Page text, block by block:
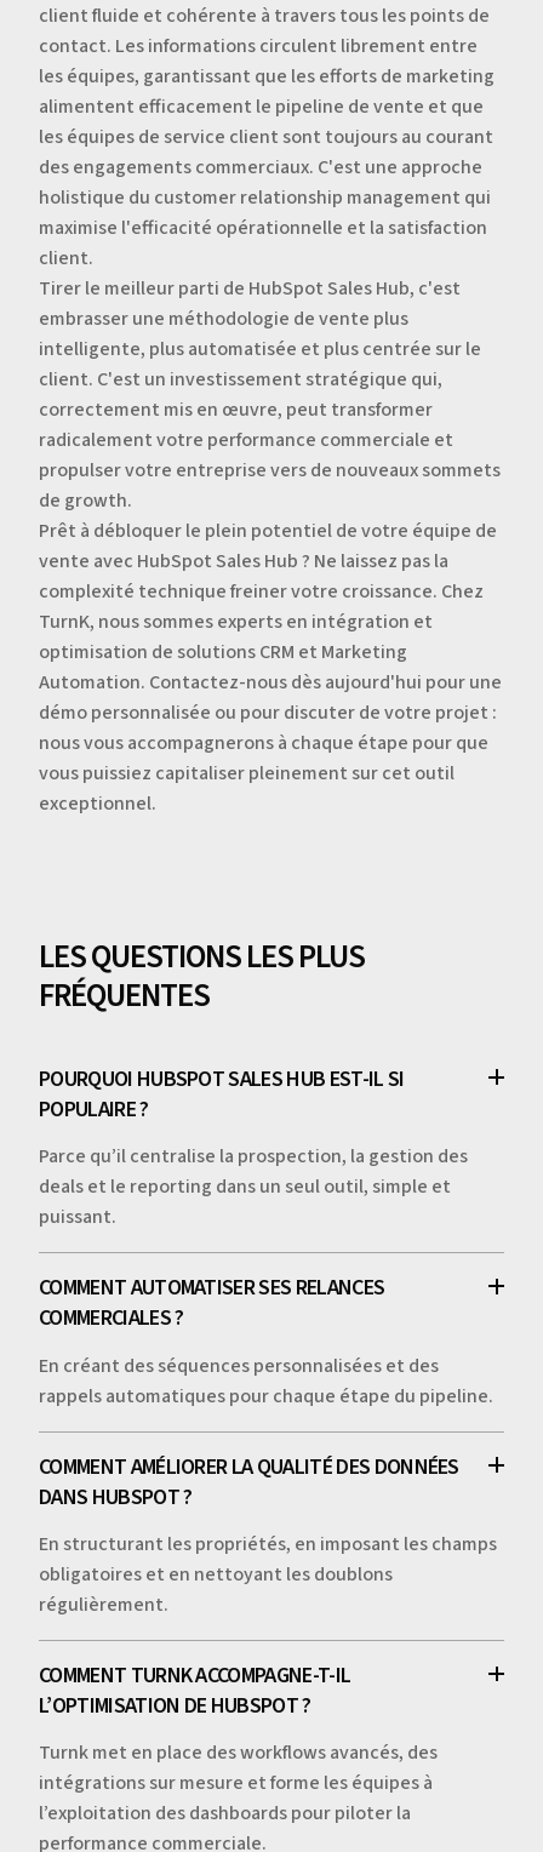
client fluide et cohérente à travers tous les points de
contact. Les informations circulent librement entre
les équipes, garantissant que les efforts de marketing
alimentent efficacement le pipeline de vente et que
les équipes de service client sont toujours au courant
des engagements commerciaux. C'est une approche
holistique du customer relationship management qui
maximise l'efficacité opérationnelle et la satisfaction
client.
Tirer le meilleur parti de HubSpot Sales Hub, c'est
embrasser une méthodologie de vente plus
intelligente, plus automatisée et plus centrée sur le
client. C'est un investissement stratégique qui,
correctement mis en œuvre, peut transformer
radicalement votre performance commerciale et
propulser votre entreprise vers de nouveaux sommets
de growth.
Prêt à débloquer le plein potentiel de votre équipe de
vente avec HubSpot Sales Hub ? Ne laissez pas la
complexité technique freiner votre croissance. Chez
TurnK, nous sommes experts en intégration et
optimisation de solutions CRM et Marketing
Automation. Contactez-nous dès aujourd'hui pour une
démo personnalisée ou pour discuter de votre projet :
nous vous accompagnerons à chaque étape pour que
vous puissiez capitaliser pleinement sur cet outil
exceptionnel.
LES QUESTIONS LES PLUS
FRÉQUENTES
POURQUOI HUBSPOT SALES HUB EST-IL SI
POPULAIRE ?
Parce qu’il centralise la prospection, la gestion des
deals et le reporting dans un seul outil, simple et
puissant.
COMMENT AUTOMATISER SES RELANCES
COMMERCIALES ?
En créant des séquences personnalisées et des
rappels automatiques pour chaque étape du pipeline.
COMMENT AMÉLIORER LA QUALITÉ DES DONNÉES
DANS HUBSPOT ?
En structurant les propriétés, en imposant les champs
obligatoires et en nettoyant les doublons
régulièrement.
COMMENT TURNK ACCOMPAGNE-T-IL
L’OPTIMISATION DE HUBSPOT ?
Turnk met en place des workflows avancés, des
intégrations sur mesure et forme les équipes à
l’exploitation des dashboards pour piloter la
performance commerciale.